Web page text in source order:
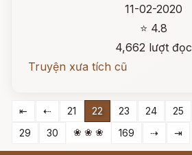
11-02-2020
⭐ 4.8
4,662 lượt đọc
Truyện xưa tích cũ
⇤ ⇠ 21 22 23 24 25
29
30 ❀ ❀ ❀ 169 ⇢ ⇥